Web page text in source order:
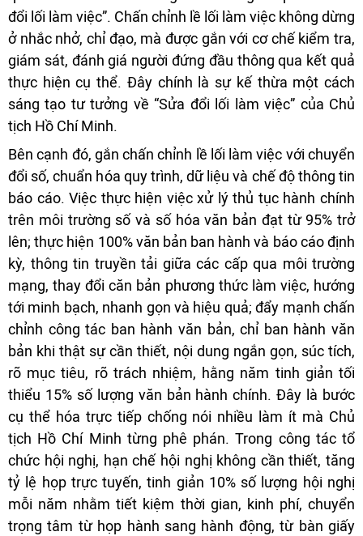
đổi lối làm việc”. Chấn chỉnh lề lối làm việc không dừng
ở nhắc nhở, chỉ đạo, mà được gắn với cơ chế kiểm tra,
giám sát, đánh giá người đứng đầu thông qua kết quả
thực hiện cụ thể. Đây chính là sự kế thừa một cách
sáng tạo tư tưởng về “Sửa đổi lối làm việc” của Chủ
tịch Hồ Chí Minh.
Bên cạnh đó, gắn chấn chỉnh lề lối làm việc với chuyển
đổi số, chuẩn hóa quy trình, dữ liệu và chế độ thông tin
báo cáo. Việc thực hiện việc xử lý thủ tục hành chính
trên môi trường số và số hóa văn bản đạt từ 95% trở
lên; thực hiện 100% văn bản ban hành và báo cáo định
kỳ, thông tin truyền tải giữa các cấp qua môi trường
mạng, thay đổi căn bản phương thức làm việc, hướng
tới minh bạch, nhanh gọn và hiệu quả; đẩy mạnh chấn
chỉnh công tác ban hành văn bản, chỉ ban hành văn
bản khi thật sự cần thiết, nội dung ngắn gọn, súc tích,
rõ mục tiêu, rõ trách nhiệm, hằng năm tinh giản tối
thiểu 15% số lượng văn bản hành chính. Đây là bước
cụ thể hóa trực tiếp chống nói nhiều làm ít mà Chủ
tịch Hồ Chí Minh từng phê phán. Trong công tác tổ
chức hội nghị, hạn chế hội nghị không cần thiết, tăng
tỷ lệ họp trực tuyến, tinh giản 10% số lượng hội nghị
mỗi năm nhằm tiết kiệm thời gian, kinh phí, chuyển
trọng tâm từ họp hành sang hành động, từ bàn giấy